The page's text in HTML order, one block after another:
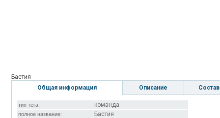
Бастия
Общая информация
Описание Состав
тип тега: команда
полное название: Бастия